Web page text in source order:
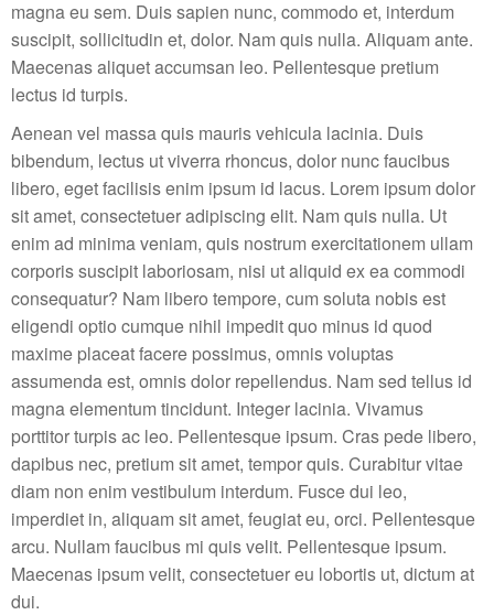
magna eu sem. Duis sapien nunc, commodo et, interdum
suscipit, sollicitudin et, dolor. Nam quis nulla. Aliquam ante.
Maecenas aliquet accumsan leo. Pellentesque pretium
lectus id turpis.
Aenean vel massa quis mauris vehicula lacinia. Duis
bibendum, lectus ut viverra rhoncus, dolor nunc faucibus
libero, eget facilisis enim ipsum id lacus. Lorem ipsum dolor
sit amet, consectetuer adipiscing elit. Nam quis nulla. Ut
enim ad minima veniam, quis nostrum exercitationem ullam
corporis suscipit laboriosam, nisi ut aliquid ex ea commodi
consequatur? Nam libero tempore, cum soluta nobis est
eligendi optio cumque nihil impedit quo minus id quod
maxime placeat facere possimus, omnis voluptas
assumenda est, omnis dolor repellendus. Nam sed tellus id
magna elementum tincidunt. Integer lacinia. Vivamus
porttitor turpis ac leo. Pellentesque ipsum. Cras pede libero,
dapibus nec, pretium sit amet, tempor quis. Curabitur vitae
diam non enim vestibulum interdum. Fusce dui leo,
imperdiet in, aliquam sit amet, feugiat eu, orci. Pellentesque
arcu. Nullam faucibus mi quis velit. Pellentesque ipsum.
Maecenas ipsum velit, consectetuer eu lobortis ut, dictum at
dui.